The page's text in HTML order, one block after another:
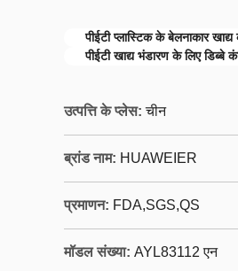
पीईटी प्लास्टिक के बेलनाकार
पीईटी खाद्य भंडारण के लिए डिब्बे
उत्पत्ति के प्लेस: चीन
ब्रांड नाम: HUAWEIER
प्रमाणन: FDA,SGS,QS
मॉडल संख्या: AYL83112 एन